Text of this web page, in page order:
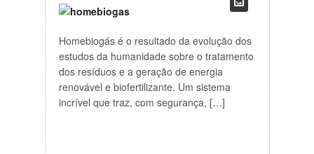
Homebiogás é o resultado da evolução dos
estudos da humanidade sobre o tratamento
dos resíduos e a geração de energia
renovável e biofertilizante. Um sistema
incrível que traz, com segurança, […]